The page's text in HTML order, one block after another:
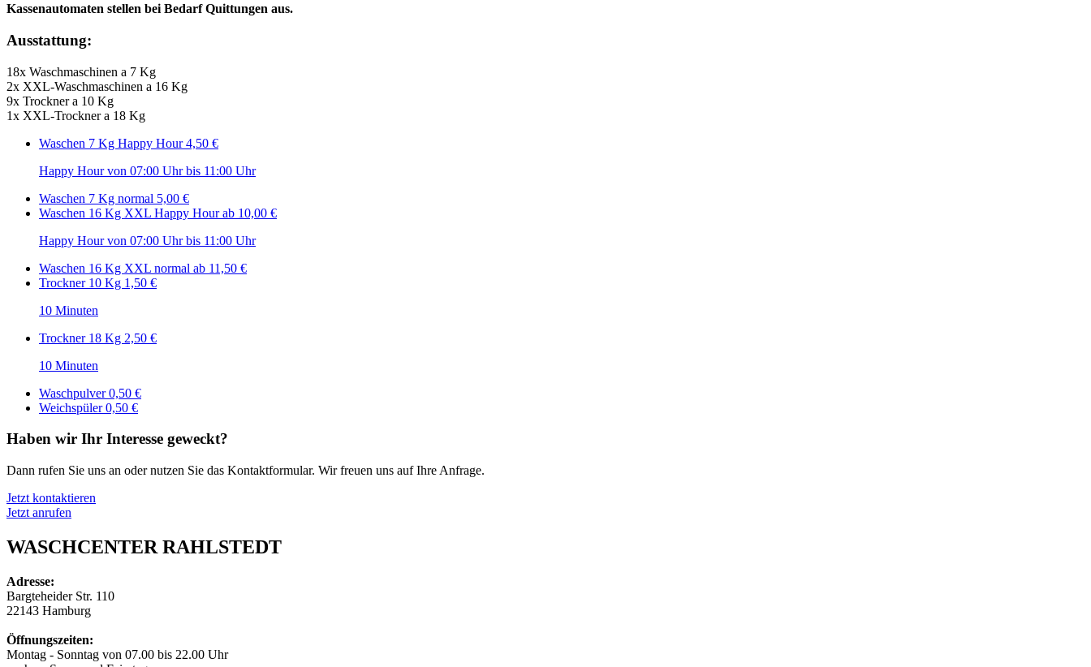
Kassenautomaten stellen bei Bedarf Quittungen aus.
Ausstattung:
18x Waschmaschinen a 7 Kg
2x XXL-Waschmaschinen a 16 Kg
9x Trockner a 10 Kg
1x XXL-Trockner a 18 Kg
Waschen 7 Kg Happy Hour4,50 €
Happy Hour von 07:00 Uhr bis 11:00 Uhr
Waschen 7 Kg normal 5,00 €
Waschen 16 Kg XXL Happy Hourab 10,00 €
Happy Hour von 07:00 Uhr bis 11:00 Uhr
Waschen 16 Kg XXL normal ab 11,50 €
Trockner 10 Kg 1,50 €
10 Minuten
Trockner 18 Kg 2,50 €
10 Minuten
Waschpulver0,50 €
Weichspüler0,50 €
Haben wir Ihr Interesse geweckt?
Dann rufen Sie uns an oder nutzen Sie das Kontaktformular. Wir freuen uns auf Ihre Anfrage.
Jetzt kontaktieren
Jetzt anrufen
WASCHCENTER RAHLSTEDT
Adresse:
Bargteheider Str. 110
22143 Hamburg
Öffnungszeiten:
Montag - Sonntag von 07.00 bis 22.00 Uhr